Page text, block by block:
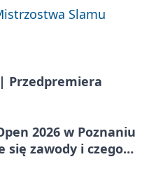
Slamu
Przedpremiera
2026 w Poznaniu
się zawody i czego